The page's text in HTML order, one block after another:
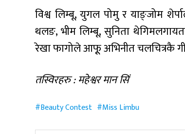
विश्व लिम्बू, युगल पोमु र याङ्जोम
थलङ, भीम लिम्बू, सुनिता
रेखा फागोले आफूू अभिनीत चलचित्रकै
तस्विरहरु : महेश्वर मान सिं
Beauty Contest Miss Limbu